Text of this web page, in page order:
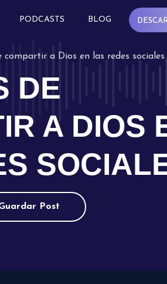
PODCASTS BLOG
compartir a Dios en las redes sociales
DE
A DIOS
Post